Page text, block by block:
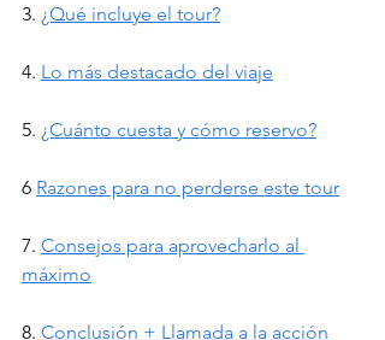
3. ¿Qué incluye el tour?
4. Lo más destacado del viaje
5. ¿Cuánto cuesta y cómo reservo?
6 Razones para no perderse este tour
7. Consejos para aprovecharlo al
máximo
8. Conclusión + Llamada a la acción